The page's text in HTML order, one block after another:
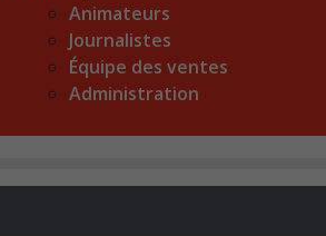
Animateurs
Journalistes
Équipe des ventes
Administration